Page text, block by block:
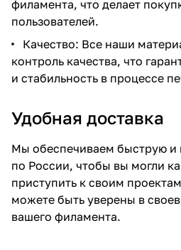
филамента, что делает
пользователей.
Качество: Все наши
контроль качества, что
и стабильность в процессе
Удобная доставка
Мы обеспечиваем быструю и
по России, чтобы вы могли
приступить к своим
можете быть уверены в
вашего филамента.